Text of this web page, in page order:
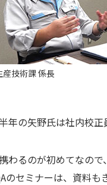
技術課 係長
年の矢野氏は社内校
携わるのが初めてなの
のセミナーは、資料